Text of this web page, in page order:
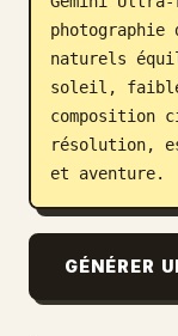
naturels
soleil, faible
composition
résolution,
et aventure.
GÉNÉRER